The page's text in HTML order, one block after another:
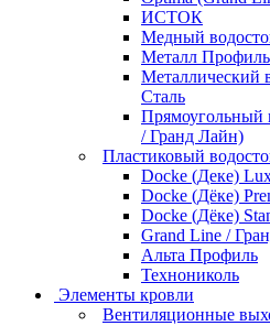
ИСТОК
Медный
Металл Профиль
Металлический
Сталь
Прямоугольный
/ Гранд Лайн)
Пластиковый
Docke (Деке)
Docke (Дёке)
Docke (Дёке)
Grand Line /
Альта Профиль
Технониколь
Элементы кровли
Вентиляционные